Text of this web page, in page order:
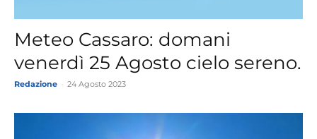
Meteo Cassaro: domani
venerdì 25 Agosto cielo sereno.
Redazione 24 Agosto 2023